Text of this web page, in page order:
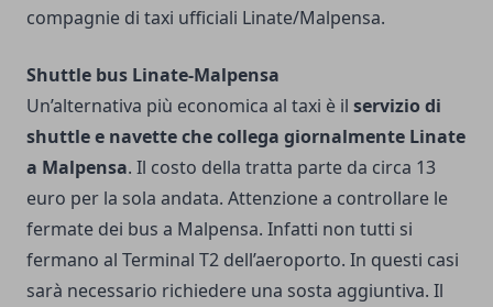
compagnie di taxi ufficiali Linate/Malpensa.
Shuttle bus Linate-Malpensa
Un’alternativa più economica al taxi è il servizio di
shuttle e navette che collega giornalmente Linate
a Malpensa. Il costo della tratta parte da circa 13
euro per la sola andata. Attenzione a controllare le
fermate dei bus a Malpensa. Infatti non tutti si
fermano al Terminal T2 dell’aeroporto. In questi casi
sarà necessario richiedere una sosta aggiuntiva. Il